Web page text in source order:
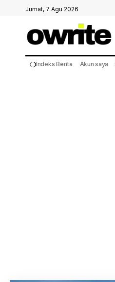
Jumat, 7 Agu 2026
❍Indeks Berita Akun saya